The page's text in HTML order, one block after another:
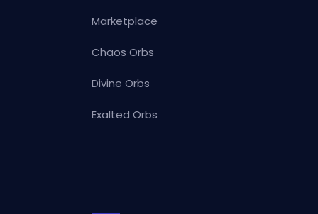
Marketplace
Chaos Orbs
Divine Orbs
Exalted Orbs